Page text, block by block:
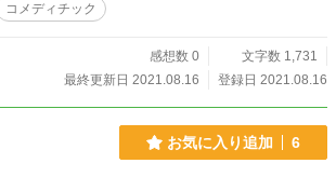
コメディチック
感想数 0
文字数 1,731
最終更新日 2021.08.16
登録日 2021.08.16
お気に入り追加 6